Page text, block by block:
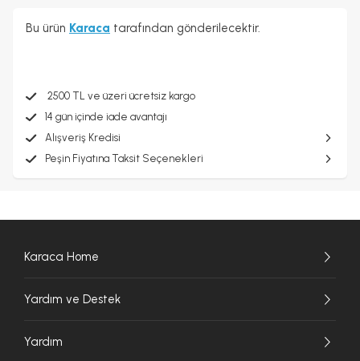
Bu ürün Karaca tarafından gönderilecektir.
2500 TL ve üzeri ücretsiz kargo
14 gün içinde iade avantajı
Alışveriş Kredisi
Peşin Fiyatına Taksit Seçenekleri
Karaca Home
Yardım ve Destek
Yardım